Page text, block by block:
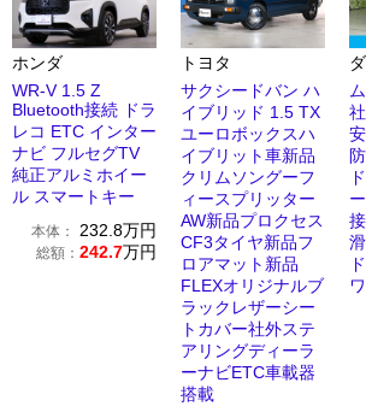
ホンダ
WR-V 1.5 Z
Bluetooth接続 ドラ
レコ ETC インター
ナビ フルセグTV
純正アルミホイー
ル スマートキー
本体： 232.8万円
総額： 242.7万円
トヨタ
サクシードバン ハ
イブリッド 1.5 TX
ユーロボックスハ
イブリット車新品
クリムソングーフ
ィースプリッター
AW新品プロクセス
CF3タイヤ新品フ
ロアマット新品
FLEXオリジナルブ
ラックレザーシー
トカバー社外ステ
アリングディーラ
ーナビETC車載器
搭載